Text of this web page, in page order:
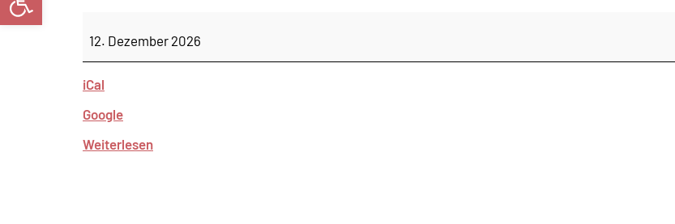
12. Dezember 2026
iCal
Google
Weiterlesen